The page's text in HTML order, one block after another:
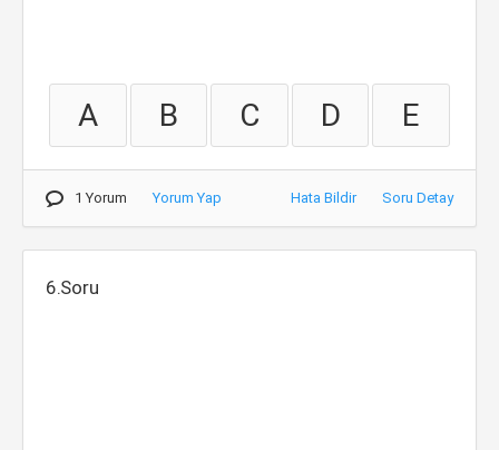
A B C D E
1 Yorum Yorum Yap Hata Bildir Soru Detay
6.Soru